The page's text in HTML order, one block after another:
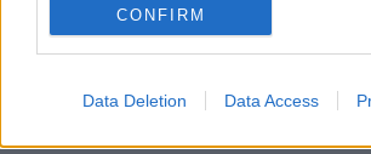
CONFIRM
Data Deletion Data Access